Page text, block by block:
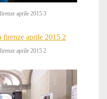
aprile 2015 3
aprile 2015 2